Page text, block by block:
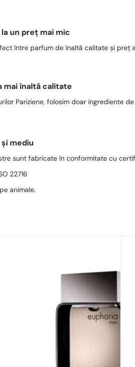
un preț mai mic
între parfum de înaltă calitate și preț
mai înaltă calitate
Pariziene, folosim doar ingrediente
mediu
sunt fabricate în conformitate cu
22716
animale.